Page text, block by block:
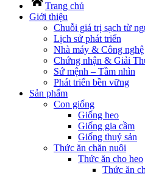
Trang chủ
Giới thiệu
Chuỗi giá trị sạch từ
Lịch sử phát triển
Nhà máy & Công nghệ
Chứng nhận & Giải
Sứ mệnh – Tầm nhìn
Phát triển bền vững
Sản phẩm
Con giống
Giống heo
Giống gia cầm
Giống thuỷ sản
Thức ăn chăn nuôi
Thức ăn cho heo
Thức ăn